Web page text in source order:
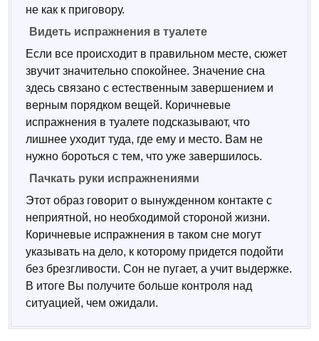
не как к приговору.
Видеть испражнения в туалете
Если все происходит в правильном месте, сюжет
звучит значительно спокойнее. Значение сна
здесь связано с естественным завершением и
верным порядком вещей. Коричневые
испражнения в туалете подсказывают, что
лишнее уходит туда, где ему и место. Вам не
нужно бороться с тем, что уже завершилось.
Пачкать руки испражнениями
Этот образ говорит о вынужденном контакте с
неприятной, но необходимой стороной жизни.
Коричневые испражнения в таком сне могут
указывать на дело, к которому придется подойти
без брезгливости. Сон не пугает, а учит выдержке.
В итоге Вы получите больше контроля над
ситуацией, чем ожидали.